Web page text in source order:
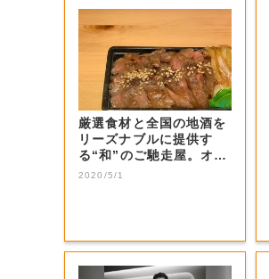
厳選食材と全国の地酒を
リーズナブルに提供す
る“和”のご馳走屋。オス
スメは黒毛和牛...
2020/5/1